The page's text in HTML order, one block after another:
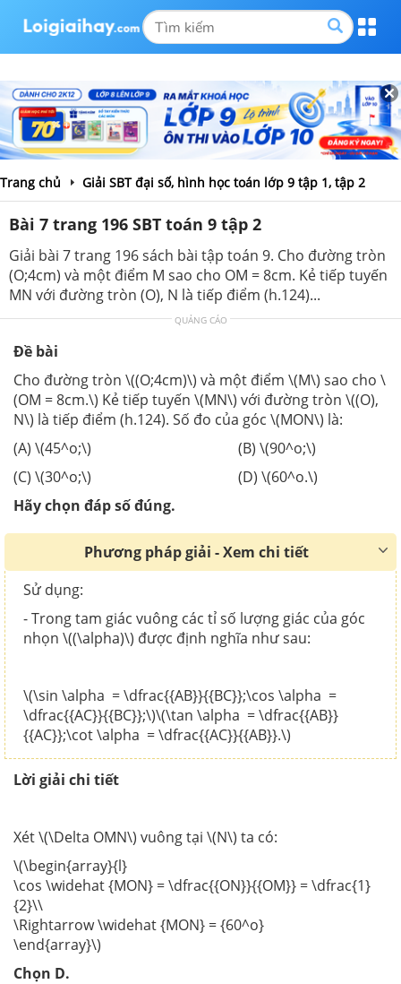
Trang chủ Giải SBT đại số, hình học toán lớp 9 tập 1, tập 2
Bài 7 trang 196 SBT toán 9 tập 2
Giải bài 7 trang 196 sách bài tập toán 9. Cho đường tròn
(O;4cm) và một điểm M sao cho OM = 8cm. Kẻ tiếp tuyến
MN với đường tròn (O), N là tiếp điểm (h.124)...
QUẢNG CÁO
Đề bài
Cho đường tròn \((O;4cm)\) và một điểm \(M\) sao cho \
(OM = 8cm.\) Kẻ tiếp tuyến \(MN\) với đường tròn \((O),
N\) là tiếp điểm (h.124). Số đo của góc \(MON\) là:
(A) \(45^o;\) (B) \(90^o;\)
(C) \(30^o;\) (D) \(60^o.\)
Hãy chọn đáp số đúng.
Phương pháp giải - Xem chi tiết
Sử dụng:
- Trong tam giác vuông các tỉ số lượng giác của góc
nhọn \((\alpha)\) được định nghĩa như sau:
\(\sin \alpha = \dfrac{{AB}}{{BC}};\cos \alpha =
\dfrac{{AC}}{{BC}};\)\(\tan \alpha = \dfrac{{AB}}
{{AC}};\cot \alpha = \dfrac{{AC}}{{AB}}.\)
Lời giải chi tiết
Xét \(\Delta OMN\) vuông tại \(N\) ta có:
\(\begin{array}{l}
\cos \widehat {MON} = \dfrac{{ON}}{{OM}} = \dfrac{1}
{2}\\
\Rightarrow \widehat {MON} = {60^o}
\end{array}\)
Chọn D.